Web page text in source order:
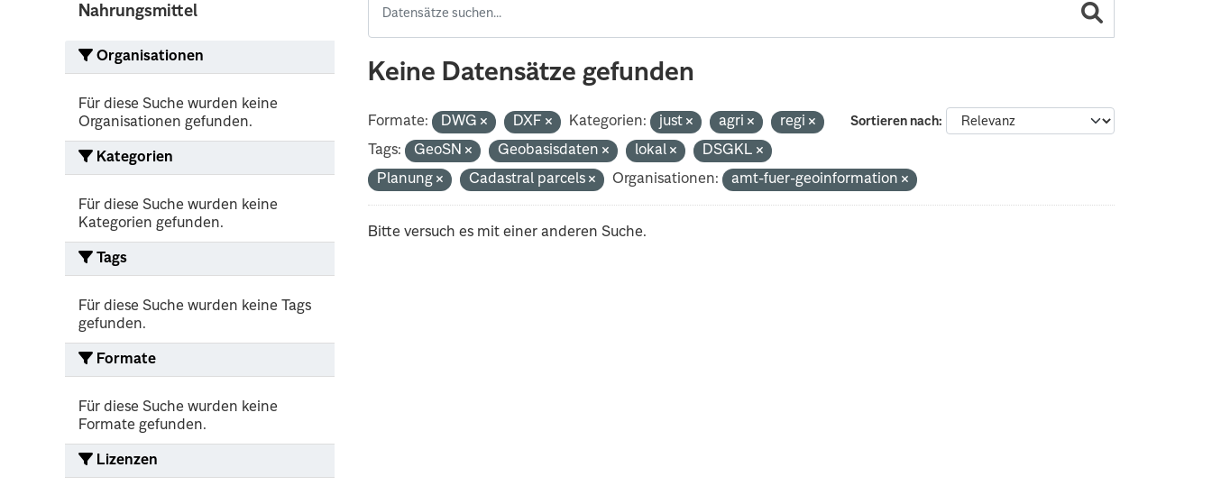
Nahrungsmittel
Organisationen
Für diese Suche wurden keine
Organisationen gefunden.
Kategorien
Für diese Suche wurden keine
Kategorien gefunden.
Tags
Für diese Suche wurden keine Tags
gefunden.
Formate
Für diese Suche wurden keine
Formate gefunden.
Lizenzen
Keine Datensätze gefunden
Sortieren nach
Formate: DWG DXF Kategorien: just agri
regi
Tags:
GeoSN Geobasisdaten lokal
DSGKL
Planung
Cadastral parcels Organisationen: amt-fuer-geoinformation
Bitte versuch es mit einer anderen Suche.